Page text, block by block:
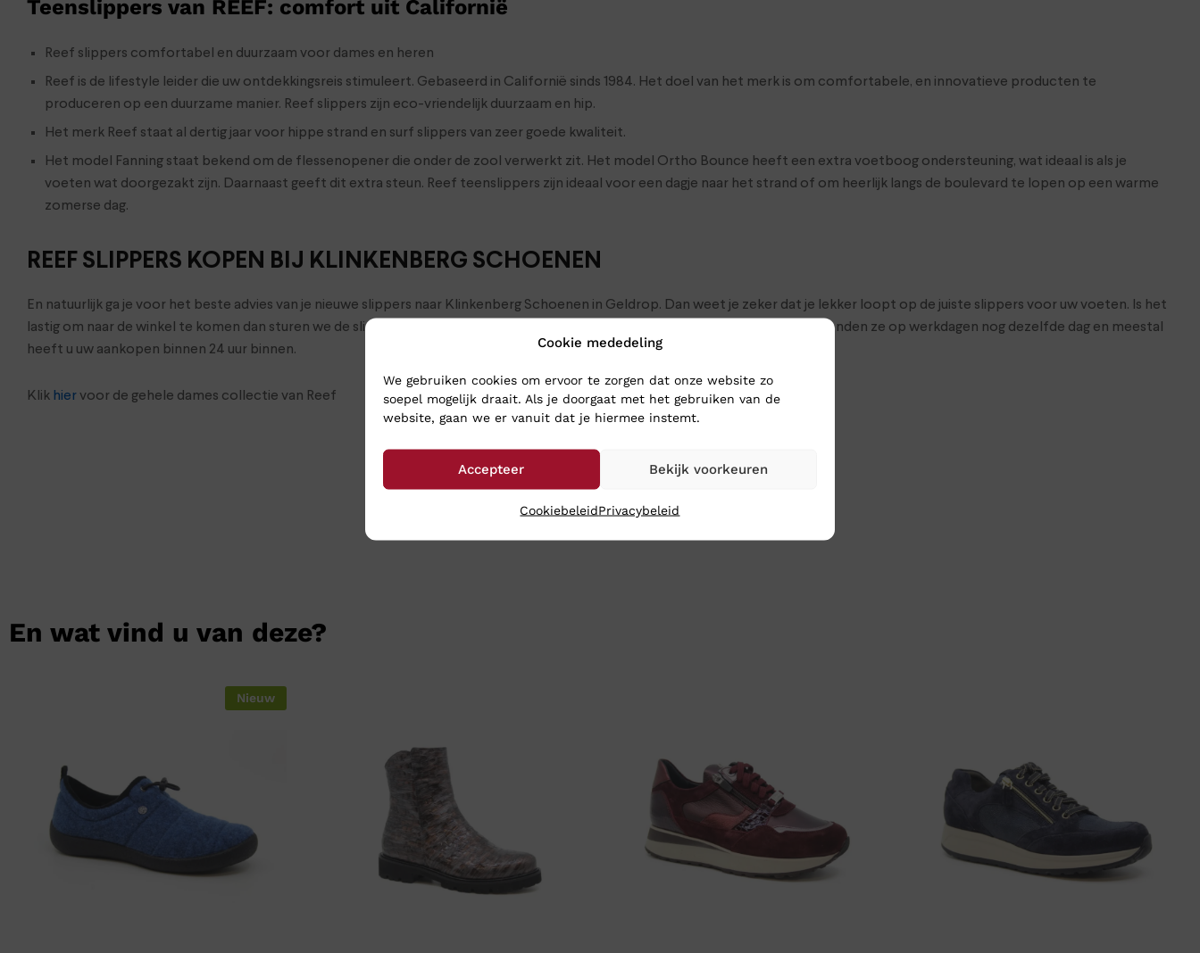
Cookie mededeling
We gebruiken cookies om ervoor te zorgen dat onze website zo
soepel mogelijk draait. Als je doorgaat met het gebruiken van de
website, gaan we er vanuit dat je hiermee instemt.
Accepteer Bekijk voorkeuren
CookiebeleidPrivacybeleid
Teenslippers van REEF: comfort uit Californië
Reef slippers comfortabel en duurzaam voor dames en heren
Reef is de lifestyle leider die uw ontdekkingsreis stimuleert. Gebaseerd in Californië sinds 1984. Het doel van het merk is om comfortabele, en innovatieve producten te
produceren op een duurzame manier. Reef slippers zijn eco-vriendelijk duurzaam en hip.
Het merk Reef staat al dertig jaar voor hippe strand en surf slippers van zeer goede kwaliteit.
Het model Fanning staat bekend om de flessenopener die onder de zool verwerkt zit. Het model Ortho Bounce heeft een extra voetboog ondersteuning, wat ideaal is als je
voeten wat doorgezakt zijn. Daarnaast geeft dit extra steun. Reef teenslippers zijn ideaal voor een dagje naar het strand of om heerlijk langs de boulevard te lopen op een warme
zomerse dag.
REEF SLIPPERS KOPEN BIJ KLINKENBERG SCHOENEN
En natuurlijk ga je voor het beste advies van je nieuwe slippers naar Klinkenberg Schoenen in Geldrop. Dan weet je zeker dat je lekker loopt op de juiste slippers voor uw voeten. Is het
lastig om naar de winkel te komen dan sturen we de slippers toch gewoon naar je op: bestel ze online in onze webshop. Wij verzenden ze op werkdagen nog dezelfde dag en meestal
heeft u uw aankopen binnen 24 uur binnen.
Klik hiervoor de gehele dames collectie van Reef
En wat vind u van deze?
Nieuw